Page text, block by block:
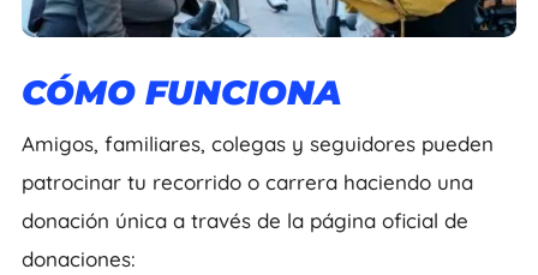
CÓMO FUNCIONA
Amigos, familiares, colegas y seguidores pueden
patrocinar tu recorrido o carrera haciendo una
donación única a través de la página oficial de
donaciones: